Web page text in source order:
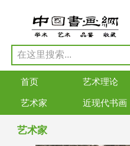
首页 艺术理论
艺术家 近现代书画
艺术家